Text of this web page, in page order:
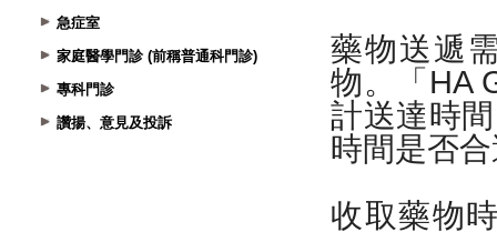
急症室
家庭醫學門診 (前稱普通科門診)
專科門診
讚揚、意見及投訴